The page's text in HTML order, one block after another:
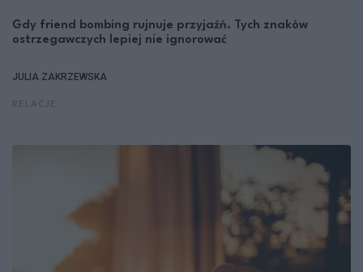
Gdy friend bombing rujnuje przyjaźń. Tych znaków
ostrzegawczych lepiej nie ignorować
JULIA ZAKRZEWSKA